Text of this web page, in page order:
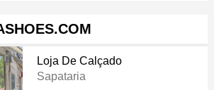
Loja De Calçado
Sapataria